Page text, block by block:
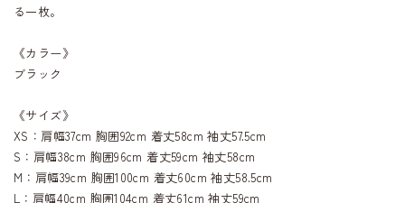
る一枚。
《カラー》
ブラック
《サイズ》
XS：肩幅37cm 胸囲92cm 着丈58cm 袖丈57.5cm
S：肩幅38cm 胸囲96cm 着丈59cm 袖丈58cm
M：肩幅39cm 胸囲100cm 着丈60cm 袖丈58.5cm
L：肩幅40cm 胸囲104cm 着丈61cm 袖丈59cm